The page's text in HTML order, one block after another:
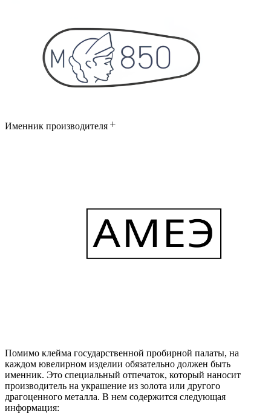
Именник производителя
Помимо клейма государственной пробирной палаты, на
каждом ювелирном изделии обязательно должен быть
именник. Это специальный отпечаток, который наносит
производитель на украшение из золота или другого
драгоценного металла. В нем содержится следующая
информация: